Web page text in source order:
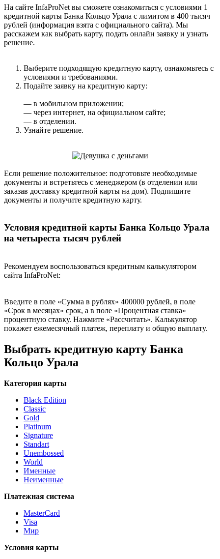
На сайте InfaProNet вы сможете ознакомиться с условиями 1
кредитной карты Банка Кольцо Урала с лимитом в 400 тысяч
рублей (информация взята с официального сайта). Мы
расскажем как выбрать карту, подать онлайн заявку и узнать
решение.
Выберите подходящую кредитную карту, ознакомьтесь с
условиями и требованиями.
Подайте заявку на кредитную карту:
— в мобильном приложении;
— через интернет, на официальном сайте;
— в отделении.
Узнайте решение.
Если решение положительное: подготовьте необходимые
документы и встретьтесь с менеджером (в отделении или
заказав доставку кредитной карты на дом). Подпишите
документы и получите кредитную карту.
Условия кредитной карты Банка Кольцо Урала
на четыреста тысяч рублей
Рекомендуем воспользоваться кредитным калькулятором
сайта InfaProNet:
Введите в поле «Сумма в рублях» 400000 рублей, в поле
«Срок в месяцах» срок, а в поле «Процентная ставка»
процентную ставку. Нажмите «Рассчитать». Калькулятор
покажет ежемесячный платеж, переплату и общую выплату.
Выбрать кредитную карту Банка
Кольцо Урала
Категория карты
Black Edition
Classic
Gold
Platinum
Signature
Standart
Unembossed
World
Именные
Неименные
Платежная система
MasterCard
Visa
Мир
Условия карты